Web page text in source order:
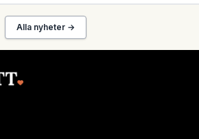
Alla nyheter →